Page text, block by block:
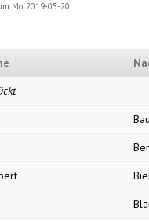
Mo, 2019-05-20